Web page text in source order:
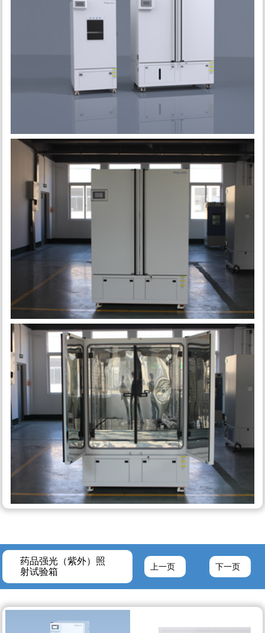
药品强光（紫外）照
射试验箱
上一页 下一页